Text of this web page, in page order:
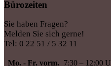
Bürozeiten
Sie haben Fragen?
Melden Sie sich gerne!
Tel: 0 22 51 / 5 32 11
Mo. - Fr. vorm. 7:30 – 12:00